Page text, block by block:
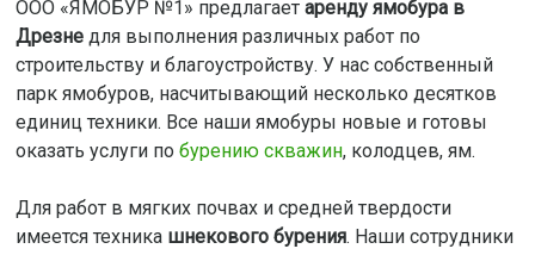
ООО «ЯМОБУР №1» предлагает аренду ямобура в
Дрезнедля выполнения различных работ по
строительству и благоустройству. У нас собственный
парк ямобуров, насчитывающий несколько десятков
единиц техники. Все наши ямобуры новые и готовы
оказать услуги по бурению скважин, колодцев, ям.
Для работ в мягких почвах и средней твердости
имеется техника шнекового бурения. Наши сотрудники